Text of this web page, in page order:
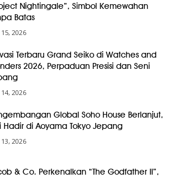
Nightingale”, Simbol Kemewahan
Batas
2026
Terbaru Grand Seiko di Watches and
2026, Perpaduan Presisi dan Seni
2026
Global Soho House Berlanjut,
Hadir di Aoyama Tokyo Jepang
2026
& Co. Perkenalkan “The Godfather II”,